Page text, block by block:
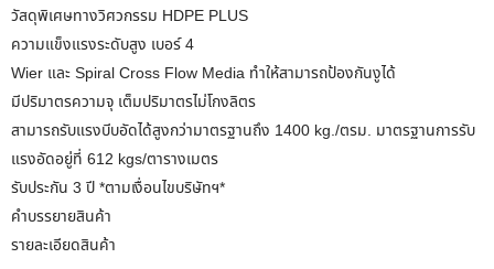
วัสดุพิเศษทางวิศวกรรม HDPE PLUS
ความแข็งแรงระดับสูง เบอร์ 4
Wier และ Spiral Cross Flow Media ทำให้สามารถป้องกันงูได้
มีปริมาตรความจุ เต็มปริมาตรไม่โกงลิตร
สามารถรับแรงบีบอัดได้สูงกว่ามาตรฐานถึง 1400 kg./ตรม. มาตรฐานการรับ
แรงอัดอยู่ที่ 612 kgs/ตารางเมตร
รับประกัน 3 ปี *ตามเงื่อนไขบริษัทฯ*
คำบรรยายสินค้า
รายละเอียดสินค้า